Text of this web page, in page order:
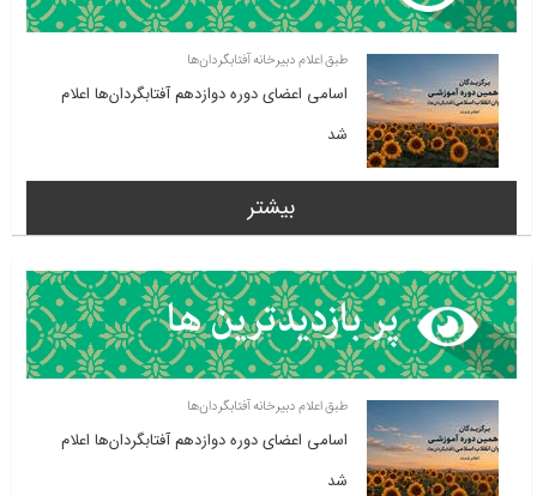
طبق اعلام دبیرخانه آفتابگردان‌ها
اسامی اعضای دوره دوازدهم آفتابگردان‌ها اعلام
شد
بیشتر
طبق اعلام دبیرخانه آفتابگردان‌ها
اسامی اعضای دوره دوازدهم آفتابگردان‌ها اعلام
شد